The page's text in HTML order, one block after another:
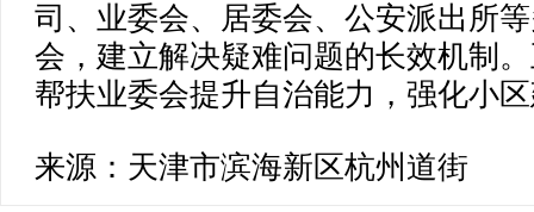
司、业委会、居委会、公安派出所
会，建立解决疑难问题的长效机制
帮扶业委会提升自治能力，强化小
来源：天津市滨海新区杭州道街